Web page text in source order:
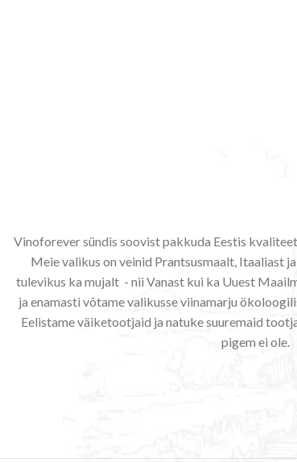
Vinoforever sündis soovist pakkuda Eestis
Meie valikus on veinid Prantsusmaalt, Itaaliast
tulevikus ka mujalt - nii Vanast kui ka Uuest
ja enamasti võtame valikusse viinamarju
Eelistame väiketootjaid ja natuke suuremaid
pigem ei ole.